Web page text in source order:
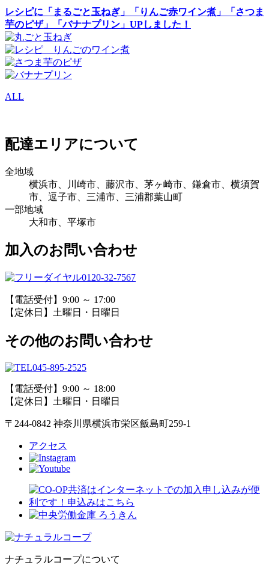
レシピに「まるごと玉ねぎ」「りんご赤ワイン煮」「さつま
芋のピザ」「バナナプリン」UPしました！
ALL
配達エリアについて
全地域
横浜市、川崎市、藤沢市、茅ヶ崎市、鎌倉市、横須賀
市、逗子市、三浦市、三浦郡葉山町
一部地域
大和市、平塚市
加入のお問い合わせ
0120-32-7567
【電話受付】9:00 ～ 17:00
【定休日】土曜日・日曜日
その他のお問い合わせ
045-895-2525
【電話受付】9:00 ～ 18:00
【定休日】土曜日・日曜日
〒244-0842 神奈川県横浜市栄区飯島町259-1
アクセス
ナチュラルコープについて